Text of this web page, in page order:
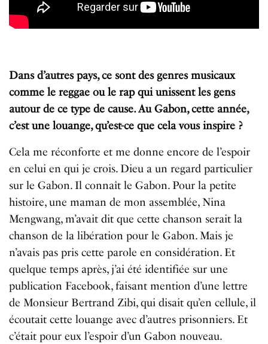
Dans d’autres pays, ce sont des genres musicaux
comme le reggae ou le rap qui unissent les gens
autour de ce type de cause. Au Gabon, cette année,
c’est une louange, qu’est-ce que cela vous inspire ?
Cela me réconforte et me donne encore de l’espoir
en celui en qui je crois. Dieu a un regard particulier
sur le Gabon. Il connaît le Gabon. Pour la petite
histoire, une maman de mon assemblée, Nina
Mengwang, m’avait dit que cette chanson serait la
chanson de la libération pour le Gabon. Mais je
n’avais pas pris cette parole en considération. Et
quelque temps après, j’ai été identifiée sur une
publication Facebook, faisant mention d’une lettre
de Monsieur Bertrand Zibi, qui disait qu’en cellule, il
écoutait cette louange avec d’autres prisonniers. Et
c’était pour eux l’espoir d’un Gabon nouveau.